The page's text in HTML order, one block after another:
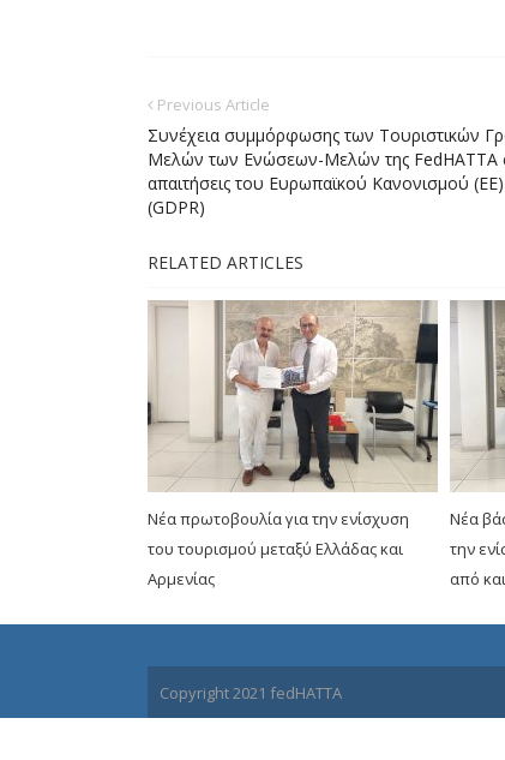
Previous Article
Συνέχεια συμμόρφωσης των Τουριστικών
Μελών των Ενώσεων-Μελών της FedHATTA
απαιτήσεις του Ευρωπαϊκού Κανονισμού
(GDPR)
RELATED ARTICLES
Νέα πρωτοβουλία για την ενίσχυση
του τουρισμού μεταξύ Ελλάδας και
Αρμενίας
Νέα
την
από
Copyright 2021 fedHATTA